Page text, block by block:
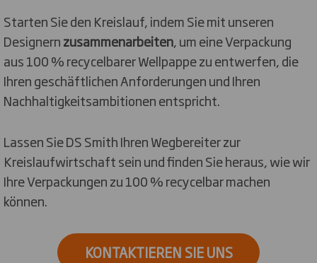
Starten Sie den Kreislauf, indem Sie mit unseren
Designernzusammenarbeiten, um eine Verpackung
aus 100 % recycelbarer Wellpappe zu entwerfen, die
Ihren geschäftlichen Anforderungen und Ihren
Nachhaltigkeitsambitionen entspricht.
Lassen Sie DS Smith Ihren Wegbereiter zur
Kreislaufwirtschaft sein und finden Sie heraus, wie wir
Ihre Verpackungen zu 100 % recycelbar machen
können.
KONTAKTIEREN SIE UNS